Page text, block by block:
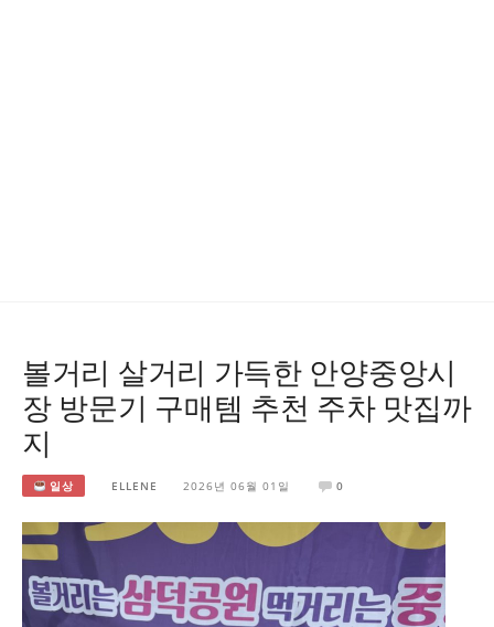
볼거리 살거리 가득한 안양중앙시
장 방문기 구매템 추천 주차 맛집까
지
일상 ELLENE 2026년 06월 01일 0